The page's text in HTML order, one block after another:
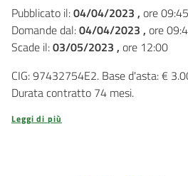
Pubblicato il:04/04/2023 , ore 09:45
Domande dal:04/04/2023 , ore
Scade il:03/05/2023 , ore 12:00
CIG: 97432754E2. Base d'asta: €
Durata contratto 74 mesi.
Leggi di più